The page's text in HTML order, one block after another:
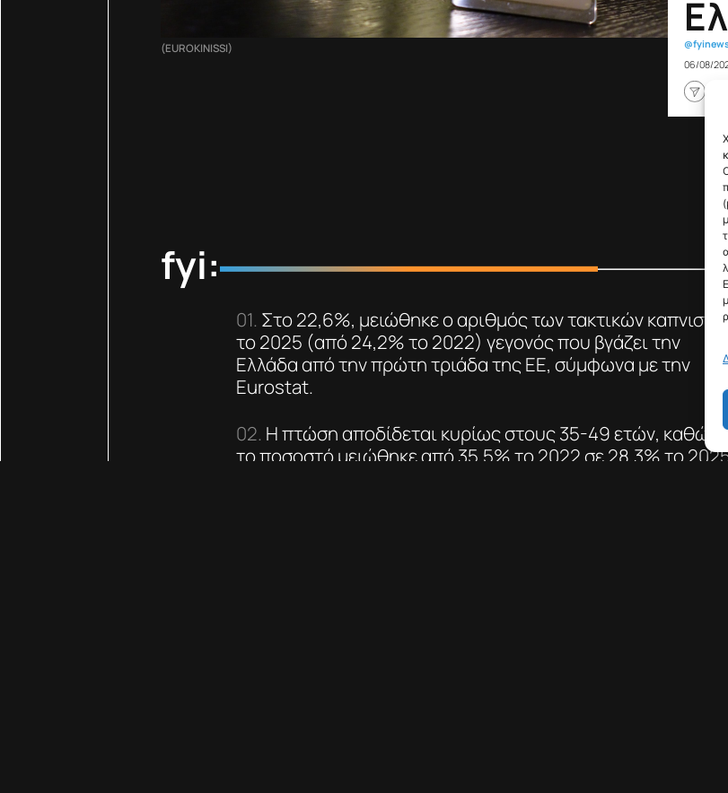
(EUROKINISSI)
06/08/
fyi:
Στο 22,6%, μειώθηκε ο αριθμός των τακτικών
το 2025 (από 24,2% το 2022) γεγονός που βγάζει την
Ελλάδα από την πρώτη τριάδα της ΕΕ, σύμφωνα με την
Eurostat.
Η πτώση αποδίδεται κυρίως στους 35-49 ετών, καθώς
το ποσοστό μειώθηκε από 35,5% το 2022 σε 28,3% το